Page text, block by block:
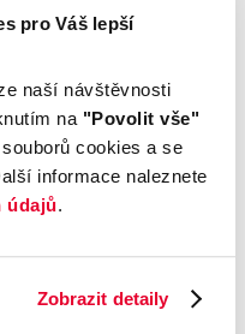
pro Váš lepší
naší návštěvnosti
na "Povolit vše"
cookies a se
informace naleznete
údajů.
Zobrazit detaily
ani výfuk.
druhého nebo
vynakládat
servis ihned po
na trhu.
další benefity